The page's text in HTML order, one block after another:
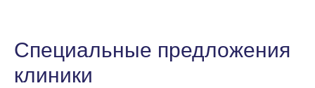
Специальные предложения
клиники